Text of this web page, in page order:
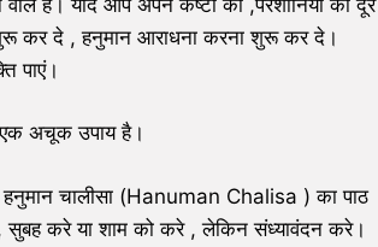
कर दे , हनुमान आराधना करना शुरू कर दे।
पाएं।
अचूक उपाय है।
हनुमान चालीसा (Hanuman Chalisa ) का पाठ
करे या शाम को करे , लेकिन संध्यावंदन करे।